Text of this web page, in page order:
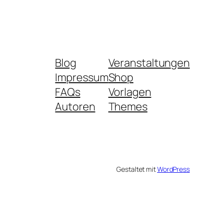
Blog
Impressum
FAQs
Autoren
Veranstaltungen
Shop
Vorlagen
Themes
Gestaltet mitWordPress